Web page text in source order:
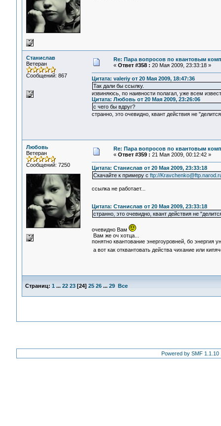
Станислав
Ветеран
Сообщений: 867
Re: Пара вопросов по квантовым
« Ответ #358 : 20 Мая 2009, 23:33:18 »
Цитата: valeriy от 20 Мая 2009, 18:47:36
Так дали бы ссылку.
извиняюсь, по наивности полагал, уже всем
Цитата: Любовь от 20 Мая 2009, 23:26:06
с чего бы вдруг?
странно, это очевидно, квант действия не
Любовь
Ветеран
Сообщений: 7250
Re: Пара вопросов по квантовым
« Ответ #359 : 21 Мая 2009, 00:12:42 »
Цитата: Станислав от 20 Мая 2009, 23:33:18
Скачайте к примеру с ftp://
ссылка не работает...
Цитата: Станислав от 20 Мая 2009, 23:33:18
странно, это очевидно, квант действия не
очевидно Вам
Вам же оч хотца...
понятно квантование энергоуровней, бо энергия
а вот как отквантовать действа чихание или
Страниц: 1 ... 22 23[24] 25 26 ... 29 Все
Powered by SMF 1.1.10